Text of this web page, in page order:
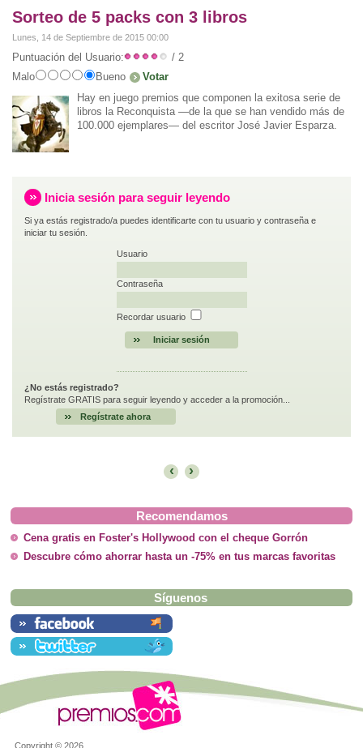
Sorteo de 5 packs con 3 libros
Lunes, 14 de Septiembre de 2015 00:00
Puntuación del Usuario:
/ 2
Malo
Bueno
Hay en juego premios que componen la exitosa serie de
libros la Reconquista ―de la que se han vendido más de
100.000 ejemplares― del escritor José Javier Esparza.
Inicia sesión para seguir leyendo
Si ya estás registrado/a puedes identificarte con tu usuario y contraseña e
iniciar tu sesión.
Usuario
Contraseña
Recordar usuario
¿No estás registrado?
Regístrate GRATIS para seguir leyendo y acceder a la promoción...
Regístrate ahora
‹ ›
Recomendamos
Cena gratis en Foster's Hollywood con el cheque Gorrón
Descubre cómo ahorrar hasta un -75% en tus marcas favoritas
Síguenos
Copyright © 2026.